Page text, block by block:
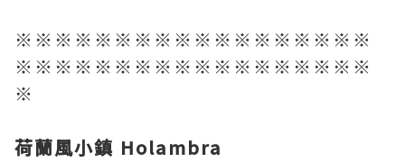
※※※※※※※※※※※※※※※※※※
※※※※※※※※※※※※※※※※※※
※
荷蘭風小鎮 Holambra